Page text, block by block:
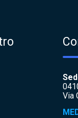
Via